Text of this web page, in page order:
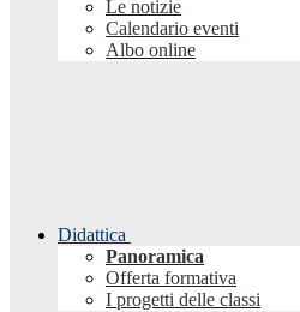
Le notizie
Calendario eventi
Albo online
Didattica
Panoramica
Offerta formativa
I progetti delle classi